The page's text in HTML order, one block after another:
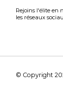
Rejoins l'élite en
les réseaux
© Copyright